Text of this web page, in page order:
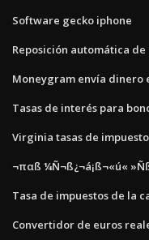
Software gecko iphone
Reposición automática de
Moneygram envía dinero
Tasas de interés para
Virginia tasas de
¬παß ¼Ñ¬ß¿¬á¡ß¬«ú«
Tasa de impuestos de la
Convertidor de euros